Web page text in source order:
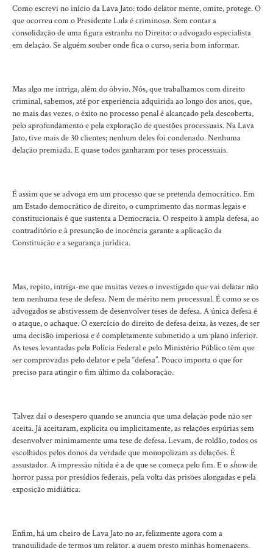
Como escrevi no início da Lava Jato: todo delator mente, omite, protege. O
que ocorreu com o Presidente Lula é criminoso. Sem contar a
consolidação de uma figura estranha no Direito: o advogado especialista
em delação. Se alguém souber onde fica o curso, seria bom informar.
Mas algo me intriga, além do óbvio. Nós, que trabalhamos com direito
criminal, sabemos, até por experiência adquirida ao longo dos anos, que,
no mais das vezes, o êxito no processo penal é alcançado pela descoberta,
pelo aprofundamento e pela exploração de questões processuais. Na Lava
Jato, tive mais de 30 clientes; nenhum deles foi condenado. Nenhuma
delação premiada. E quase todos ganharam por teses processuais.
É assim que se advoga em um processo que se pretenda democrático. Em
um Estado democrático de direito, o cumprimento das normas legais e
constitucionais é que sustenta a Democracia. O respeito à ampla defesa, ao
contraditório e à presunção de inocência garante a aplicação da
Constituição e a segurança jurídica.
Mas, repito, intriga-me que muitas vezes o investigado que vai delatar não
tem nenhuma tese de defesa. Nem de mérito nem processual. É como se os
advogados se abstivessem de desenvolver teses de defesa. A única defesa é
o ataque, o achaque. O exercício do direito de defesa deixa, às vezes, de ser
uma decisão imperiosa e é completamente submetido a um plano inferior.
As teses levantadas pela Polícia Federal e pelo Ministério Público têm que
ser comprovadas pelo delator e pela “defesa”. Pouco importa o que for
preciso para atingir o fim último da colaboração.
Talvez daí o desespero quando se anuncia que uma delação pode não ser
aceita. Já aceitaram, explícita ou implicitamente, as relações espúrias sem
desenvolver minimamente uma tese de defesa. Levam, de roldão, todos os
escolhidos pelos donos da verdade que monopolizam as delações. É
assustador. A impressão nítida é a de que se começa pelo fim. E oshowde
horror passa por presídios federais, pela volta das prisões alongadas e pela
exposição midiática.
Enfim, há um cheiro de Lava Jato no ar, felizmente agora com a
tranquilidade de termos um relator, a quem presto minhas homenagens,